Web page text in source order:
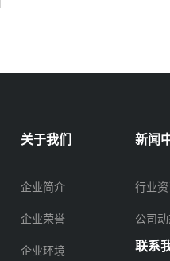
关于我们
企业简介
企业荣誉
企业环境
新闻
行业
公司
联系